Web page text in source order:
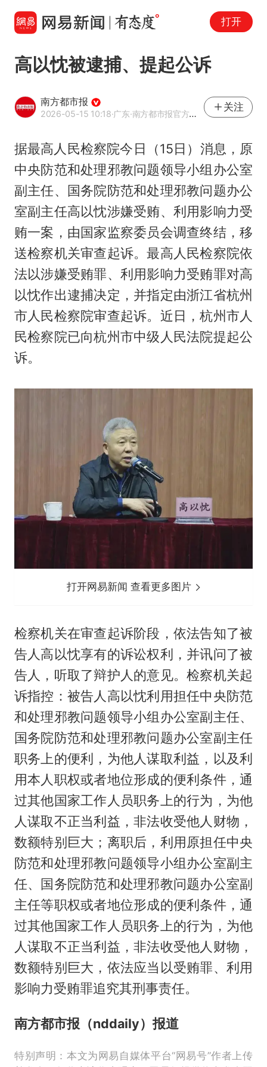
打开
高以忱被逮捕、提起公诉
南方都市报
2026-05-15 10:18·广东·南方都市报官方网易号
关注
据最高人民检察院今日（15日）消息，原
中央防范和处理邪教问题领导小组办公室
副主任、国务院防范和处理邪教问题办公
室副主任高以忱涉嫌受贿、利用影响力受
贿一案，由国家监察委员会调查终结，移
送检察机关审查起诉。最高人民检察院依
法以涉嫌受贿罪、利用影响力受贿罪对高
以忱作出逮捕决定，并指定由浙江省杭州
市人民检察院审查起诉。近日，杭州市人
民检察院已向杭州市中级人民法院提起公
诉。
打开网易新闻 查看更多图片
检察机关在审查起诉阶段，依法告知了被
告人高以忱享有的诉讼权利，并讯问了被
告人，听取了辩护人的意见。检察机关起
诉指控：被告人高以忱利用担任中央防范
和处理邪教问题领导小组办公室副主任、
国务院防范和处理邪教问题办公室副主任
职务上的便利，为他人谋取利益，以及利
用本人职权或者地位形成的便利条件，通
过其他国家工作人员职务上的行为，为他
人谋取不正当利益，非法收受他人财物，
数额特别巨大；离职后，利用原担任中央
防范和处理邪教问题领导小组办公室副主
任、国务院防范和处理邪教问题办公室副
主任等职权或者地位形成的便利条件，通
过其他国家工作人员职务上的行为，为他
人谋取不正当利益，非法收受他人财物，
数额特别巨大，依法应当以受贿罪、利用
影响力受贿罪追究其刑事责任。
南方都市报（nddaily）报道
特别声明：本文为网易自媒体平台“网易号”作者上传